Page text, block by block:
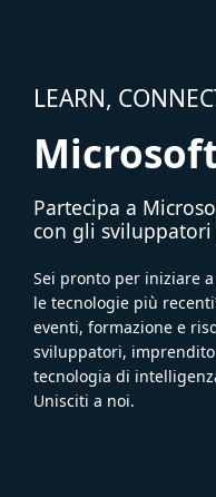
LEARN,
Partecipa a
con gli sviluppatori
Sei pronto per iniziare
le tecnologie più
eventi, formazione e
sviluppatori,
tecnologia di
Unisciti a noi.